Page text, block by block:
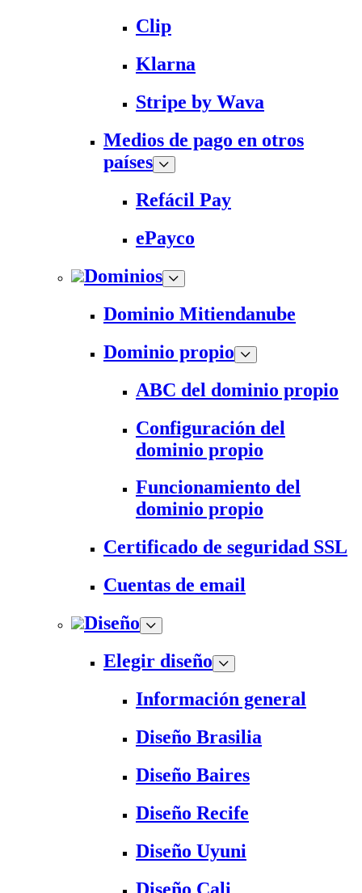
Clip
Klarna
Stripe by Wava
Medios de pago en otros
países
Refácil Pay
ePayco
Dominios
Dominio Mitiendanube
Dominio propio
ABC del dominio propio
Configuración del
dominio propio
Funcionamiento del
dominio propio
Certificado de seguridad SSL
Cuentas de email
Diseño
Elegir diseño
Información general
Diseño Brasilia
Diseño Baires
Diseño Recife
Diseño Uyuni
Diseño Cali